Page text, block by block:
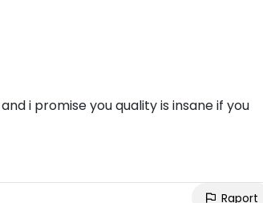
i promise you quality is insane if you
Raport